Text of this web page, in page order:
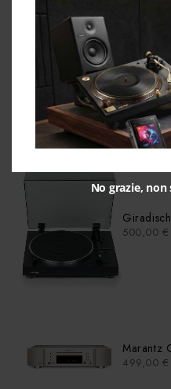
Coppia
1.100,00€
BEST SELLERS
500,00€
Marantz
499,00€
No grazie,